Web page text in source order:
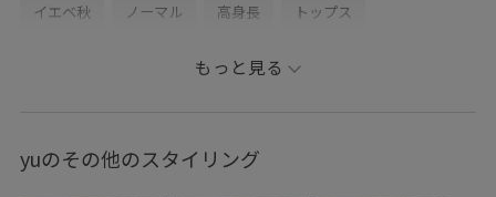
イエベ秋 ノーマル 高身長 トップス
ジャケット/アウター
クラッチバッグ シューズ サンダル
もっと見る
yuのその他のスタイリング